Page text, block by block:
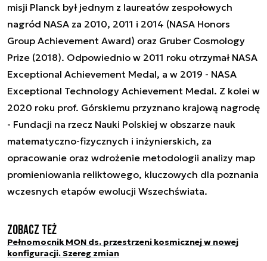
misji Planck był jednym z laureatów zespołowych
nagród NASA za 2010, 2011 i 2014 (NASA Honors
Group Achievement Award) oraz Gruber Cosmology
Prize (2018). Odpowiednio w 2011 roku otrzymał NASA
Exceptional Achievement Medal, a w 2019 - NASA
Exceptional Technology Achievement Medal. Z kolei w
2020 roku prof. Górskiemu przyznano krajową nagrodę
- Fundacji na rzecz Nauki Polskiej w obszarze nauk
matematyczno-fizycznych i inżynierskich, za
opracowanie oraz wdrożenie metodologii analizy map
promieniowania reliktowego, kluczowych dla poznania
wczesnych etapów ewolucji Wszechświata.
Zobacz też
Pełnomocnik MON ds. przestrzeni kosmicznej w nowej
konfiguracji. Szereg zmian